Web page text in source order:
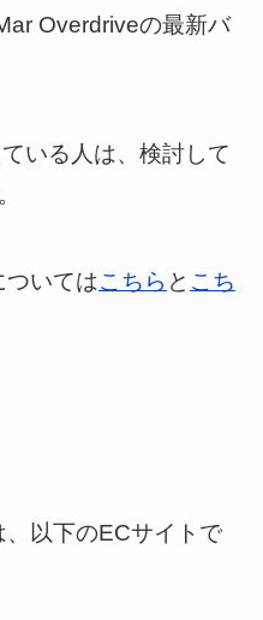
Overdriveの最新バ
いる人は、検討して
いてはこちら と こち
以下のECサイトで